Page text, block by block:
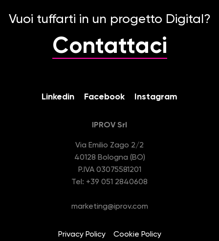
Vuoi tuffarti in un progetto Digital?
Contattaci
Linkedin Facebook Instagram
IPROV Srl
Via Emilio Zago 2/2
40128 Bologna (BO)
P.IVA 03075581201
Tel: +39 051 2840608
marketing@iprov.com
Privacy Policy Cookie Policy